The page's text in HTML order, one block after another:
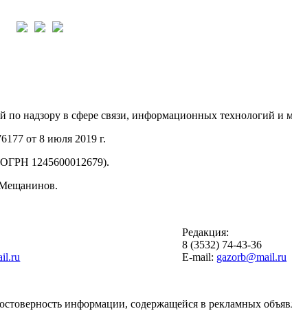
по надзору в сфере связи, информационных технологий и
от 8 июля 2019 г.
1245600012679).
Редакция:
8 (3532) 74-43-36
E-mail: gazorb@mail.ru
информации, содержащейся в рекламных